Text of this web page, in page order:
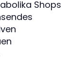
Shops